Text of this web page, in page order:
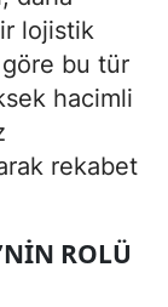
lojistik
bu tür
hacimli
rekabet
ROLÜ